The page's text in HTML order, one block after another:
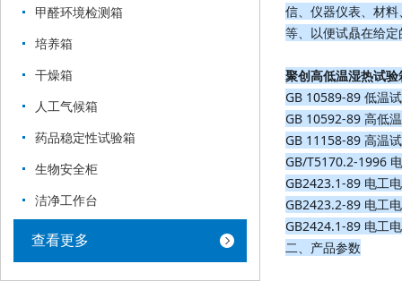
甲醛环境检测箱
培养箱
干燥箱
人工气候箱
药品稳定性试验箱
生物安全柜
洁净工作台
查看更多
信、仪器仪表、材
等、以便试贔在给
聚创高低温湿热试验
GB 10589-89 低温
GB 10592-89 高低
GB 11158-89 高温
GB/T5170.2-1996
GB2423.1-89 电工
GB2423.2-89 电工
GB2424.1-89 电工
二、产品参数